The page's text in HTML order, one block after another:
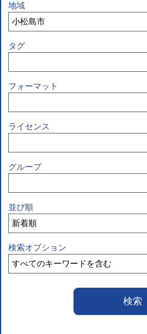
地域
タグ
フォーマット
ライセンス
グループ
並び順
検索オプション